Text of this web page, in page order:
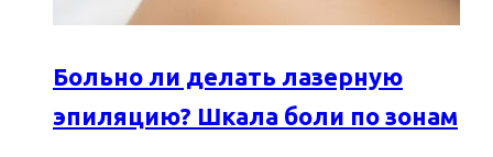
Больно ли делать лазерную
эпиляцию? Шкала боли по зонам